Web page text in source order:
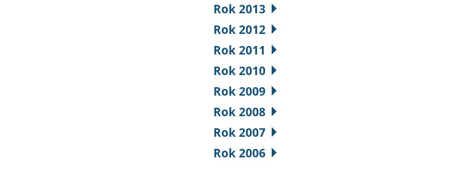
Rok 2013
Rok 2012
Rok 2011
Rok 2010
Rok 2009
Rok 2008
Rok 2007
Rok 2006